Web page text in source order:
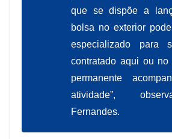
que se dispõe a
bolsa no exterior
especializado para
contratado aqui ou no
permanente
atividade”,
Fernandes.